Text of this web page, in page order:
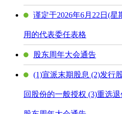
谨定于2026年6月22日(
用的代表委任表格
股东周年大会通告
(1)宣派末期股息 (2)发行
回股份的一般授权 (3)重选